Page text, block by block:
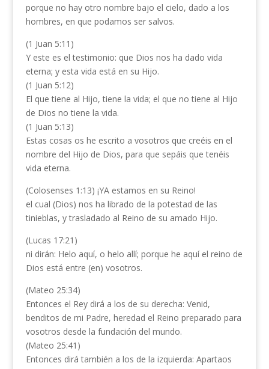
porque no hay otro nombre bajo el cielo, dado a los
hombres, en que podamos ser salvos.
(1 Juan 5:11)
Y este es el testimonio: que Dios nos ha dado vida
eterna; y esta vida está en su Hijo.
(1 Juan 5:12)
El que tiene al Hijo, tiene la vida; el que no tiene al Hijo
de Dios no tiene la vida.
(1 Juan 5:13)
Estas cosas os he escrito a vosotros que creéis en el
nombre del Hijo de Dios, para que sepáis que tenéis
vida eterna.
(Colosenses 1:13) ¡YA estamos en su Reino!
el cual (Dios) nos ha librado de la potestad de las
tinieblas, y trasladado al Reino de su amado Hijo.
(Lucas 17:21)
ni dirán: Helo aquí, o helo allí; porque he aquí el reino de
Dios está entre (en) vosotros.
(Mateo 25:34)
Entonces el Rey dirá a los de su derecha: Venid,
benditos de mi Padre, heredad el Reino preparado para
vosotros desde la fundación del mundo.
(Mateo 25:41)
Entonces dirá también a los de la izquierda: Apartaos